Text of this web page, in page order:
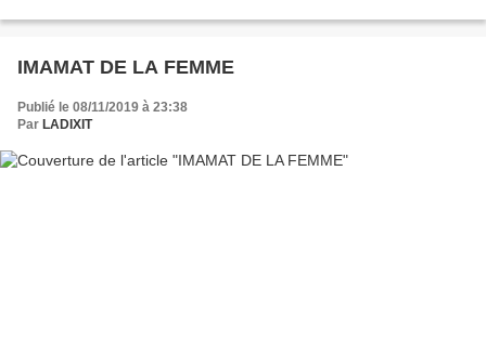
IMAMAT DE LA FEMME
Publié le 08/11/2019 à 23:38
Par LADIXIT